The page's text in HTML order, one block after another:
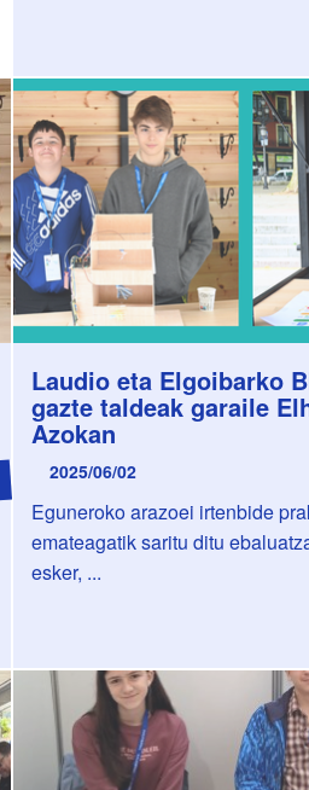
Laudio eta Elgoibarko
gazte taldeak garaile
Azokan
2025/06/02
Eguneroko arazoei irtenbide
emateagatik saritu ditu
esker, ...